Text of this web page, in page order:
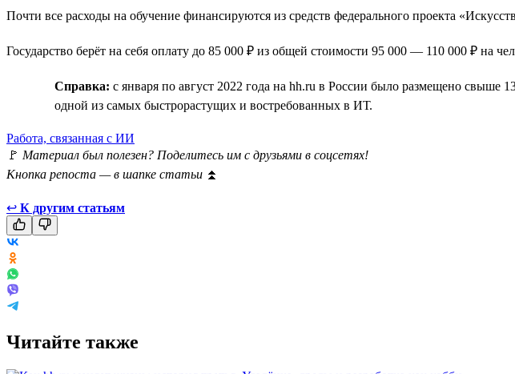
Почти все расходы на обучение финансируются из средств федерального проекта
Государство берёт на себя оплату до 85 000 ₽ из общей стоимости 95 000 — 110 000 ₽ на
Справка: с января по август 2022 года на hh.ru в России было размещено свыше
одной из самых быстрорастущих и востребованных в ИТ.
Работа, связанная с ИИ
🚩 Материал был полезен? Поделитесь им с друзьями в соцсетях!
Кнопка репоста — в шапке статьи ⏫
↩ К другим статьям
Читайте также